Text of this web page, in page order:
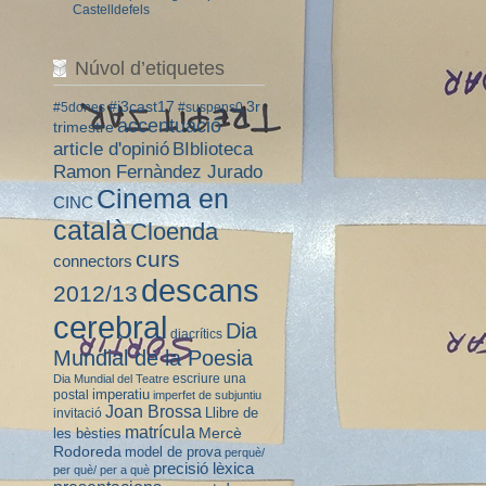
Castelldefels
Núvol d’etiquetes
#5dones #i3cast17 #suspens0 3r
trimestreaccentuació
article d'opinió BIblioteca
Ramon Fernàndez Jurado
CINC Cinema en
catalàCloenda
connectors curs
2012/13 descans
cerebral diacrítics Dia
Mundial de la Poesia
Dia Mundial del Teatre escriure una
postal imperatiu imperfet de subjuntiu
invitació Joan Brossa
Llibre de
les bèsties matrícula Mercè
Rodoreda model de prova perquè/
per què/ per a què precisió lèxica